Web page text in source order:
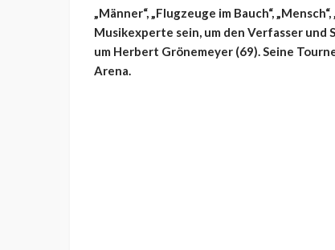
„Männer“, „Flugzeuge im Bauch“,
Musikexperte sein, um den Verfasser und
um Herbert Grönemeyer (69). Seine
Arena.